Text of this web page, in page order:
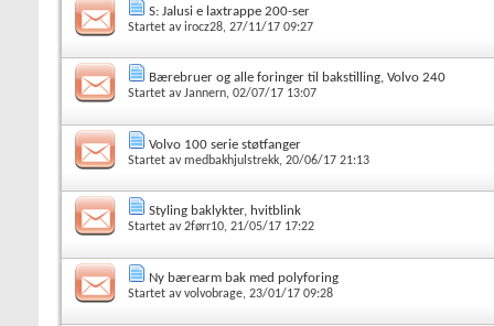
S: Jalusi e laxtrappe 200-ser
Startet avirocz28, 27/11/17 09:27
Bærebruer og alle foringer til bakstilling, Volvo 240
Startet avJannern, 02/07/17 13:07
Volvo 100 serie støtfanger
Startet avmedbakhjulstrekk, 20/06/17 21:13
Styling baklykter, hvitblink
Startet av2førr10, 21/05/17 17:22
Ny bærearm bak med polyforing
Startet avvolvobrage, 23/01/17 09:28